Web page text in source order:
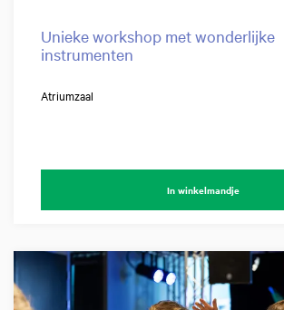
Unieke workshop met wonderlijke
instrumenten
Atriumzaal
In winkelmandje